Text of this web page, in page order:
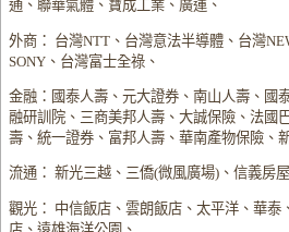
通、聯華氣體、寶成工業、廣運、
外商： 台灣NTT、台灣意法半導體、台灣
SONY、台灣富士全祿、
金融：國泰人壽、元大證券、南山人壽、國
融研訓院、三商美邦人壽、大誠保險、法國
壽、統一證券、富邦人壽、華南產物保險、
流通： 新光三越、三僑(微風廣場)、信義房
觀光： 中信飯店、雲朗飯店、太平洋、華泰